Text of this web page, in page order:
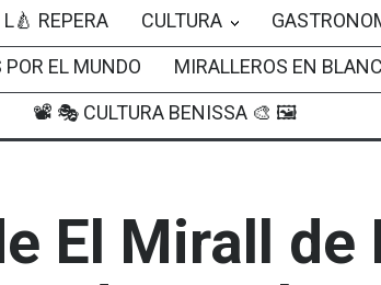
L🍐 REPERA CULTURA
EL MUNDO
MIRALLEROS EN
📽 🎭 CULTURA BENISSA 🎨 🖼
El Mirall de